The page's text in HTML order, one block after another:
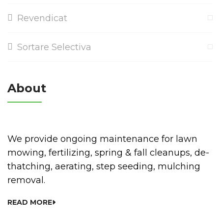
Revendicat
Sortare Selectiva
About
We provide ongoing maintenance for lawn
mowing, fertilizing, spring & fall cleanups, de-
thatching, aerating, step seeding, mulching
removal.
READ MORE